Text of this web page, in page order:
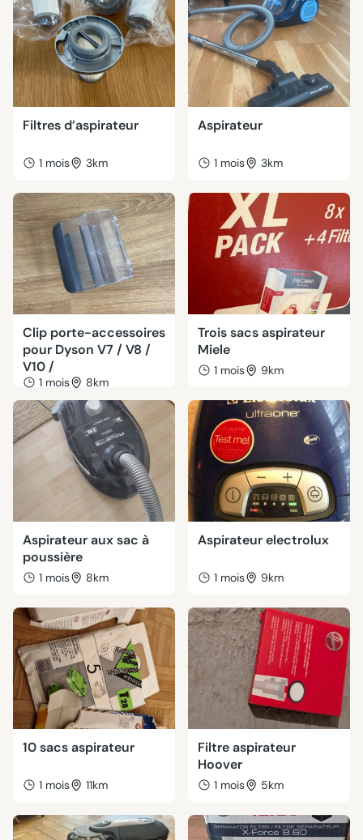
Filtres d’aspirateur
1 mois 3km
Aspirateur
1 mois 3km
Clip porte-accessoires
pour Dyson V7 / V8 /
V10 /
1 mois 8km
Trois sacs aspirateur
Miele
1 mois 9km
Aspirateur aux sac à
poussière
1 mois 8km
Aspirateur electrolux
1 mois 9km
10 sacs aspirateur
1 mois 11km
Filtre aspirateur
Hoover
1 mois 5km